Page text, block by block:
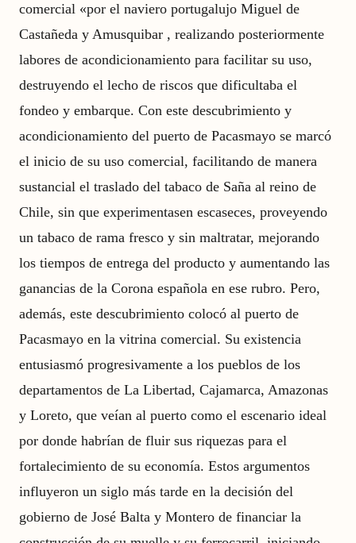
comercial «por el naviero portugalujo Miguel de
Castañeda y Amusquibar , realizando posteriormente
labores de acondicionamiento para facilitar su uso,
destruyendo el lecho de riscos que dificultaba el
fondeo y embarque. Con este descubrimiento y
acondicionamiento del puerto de Pacasmayo se marcó
el inicio de su uso comercial, facilitando de manera
sustancial el traslado del tabaco de Saña al reino de
Chile, sin que experimentasen escaseces, proveyendo
un tabaco de rama fresco y sin maltratar, mejorando
los tiempos de entrega del producto y aumentando las
ganancias de la Corona española en ese rubro. Pero,
además, este descubrimiento colocó al puerto de
Pacasmayo en la vitrina comercial. Su existencia
entusiasmó progresivamente a los pueblos de los
departamentos de La Libertad, Cajamarca, Amazonas
y Loreto, que veían al puerto como el escenario ideal
por donde habrían de fluir sus riquezas para el
fortalecimiento de su economía. Estos argumentos
influyeron un siglo más tarde en la decisión del
gobierno de José Balta y Montero de financiar la